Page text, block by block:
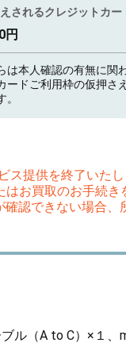
されるクレジットカー
円
は本人確認の有無に関
ードご利用枠の仮押さ
。
ス提供を終了いたし
お買取のお手続き
認できない場合、
ル（A to C）×１